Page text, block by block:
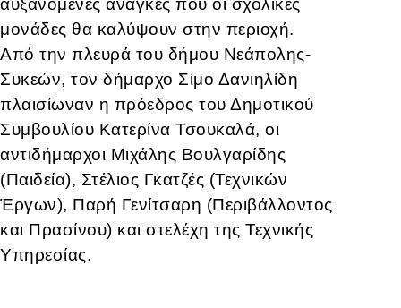
αυξανόμενες ανάγκες που οι σχολικές
μονάδες θα καλύψουν στην περιοχή.
Από την πλευρά του δήμου Νεάπολης-
Συκεών, τον δήμαρχο Σίμο Δανιηλίδη
πλαισίωναν η πρόεδρος του Δημοτικού
Συμβουλίου Κατερίνα Τσουκαλά, οι
αντιδήμαρχοι Μιχάλης Βουλγαρίδης
(Παιδεία), Στέλιος Γκατζές (Τεχνικών
Έργων), Παρή Γενίτσαρη (Περιβάλλοντος
και Πρασίνου) και στελέχη της Τεχνικής
Υπηρεσίας.